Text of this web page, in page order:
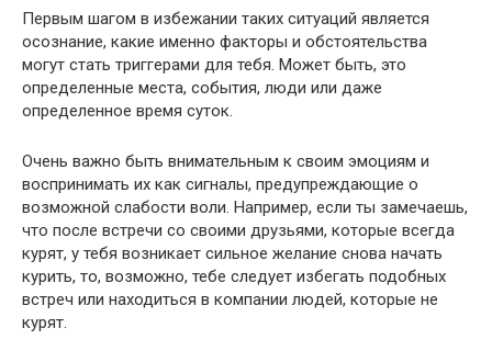
Первым шагом в избежании таких ситуаций является
осознание, какие именно факторы и обстоятельства
могут стать триггерами для тебя. Может быть, это
определенные места, события, люди или даже
определенное время суток.
Очень важно быть внимательным к своим эмоциям и
воспринимать их как сигналы, предупреждающие о
возможной слабости воли. Например, если ты замечаешь,
что после встречи со своими друзьями, которые всегда
курят, у тебя возникает сильное желание снова начать
курить, то, возможно, тебе следует избегать подобных
встреч или находиться в компании людей, которые не
курят.